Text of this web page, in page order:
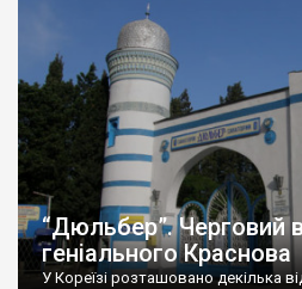
“Дюльбер”. Черговий
геніального Краснова
У Кореїзі розташовано декілька